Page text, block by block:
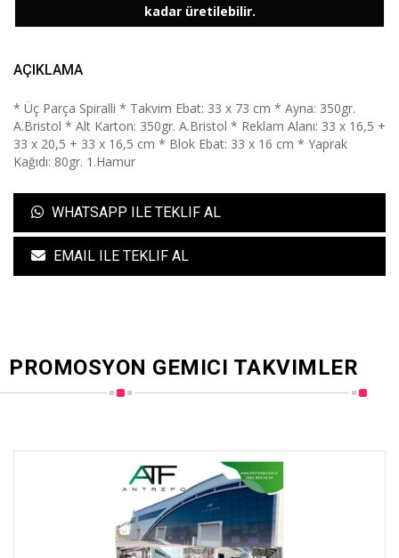
kadar üretilebilir.
AÇIKLAMA
* Üç Parça Spiralli * Takvim Ebat: 33 x 73 cm * Ayna: 350gr.
A.Bristol * Alt Karton: 350gr. A.Bristol * Reklam Alanı: 33 x 16,5 +
33 x 20,5 + 33 x 16,5 cm * Blok Ebat: 33 x 16 cm * Yaprak
Kağıdı: 80gr. 1.Hamur
WHATSAPP ILE TEKLIF AL
EMAIL ILE TEKLIF AL
PROMOSYON GEMICI TAKVIMLER